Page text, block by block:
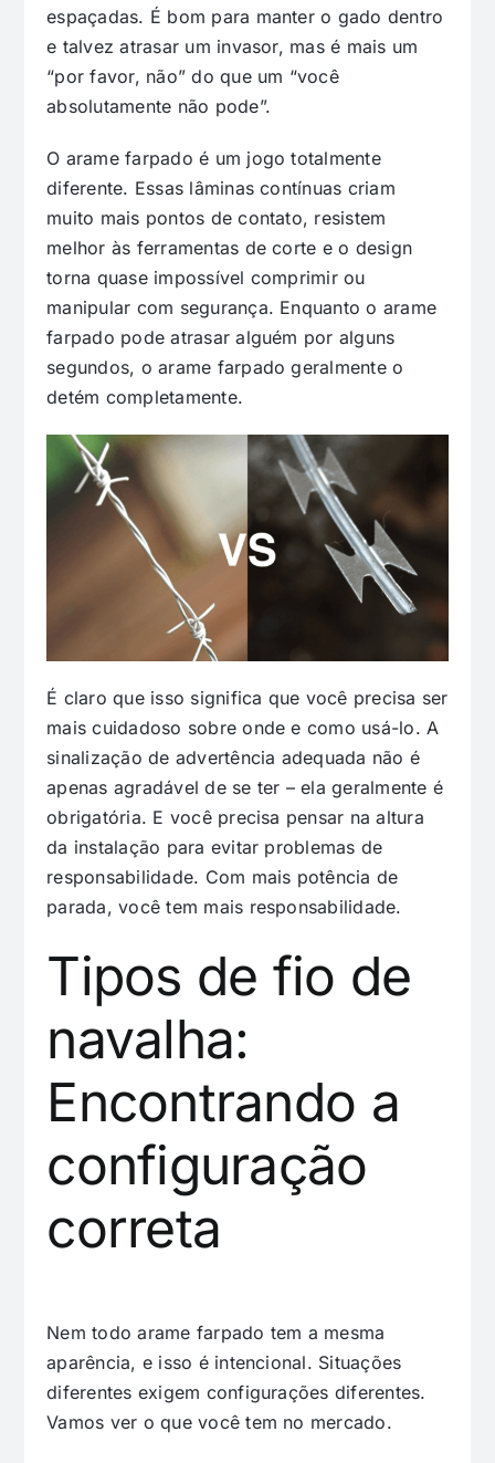
espaçadas. É bom para manter o gado dentro
e talvez atrasar um invasor, mas é mais um
“por favor, não” do que um “você
absolutamente não pode”.
O arame farpado é um jogo totalmente
diferente. Essas lâminas contínuas criam
muito mais pontos de contato, resistem
melhor às ferramentas de corte e o design
torna quase impossível comprimir ou
manipular com segurança. Enquanto o arame
farpado pode atrasar alguém por alguns
segundos, o arame farpado geralmente o
detém completamente.
É claro que isso significa que você precisa ser
mais cuidadoso sobre onde e como usá-lo. A
sinalização de advertência adequada não é
apenas agradável de se ter – ela geralmente é
obrigatória. E você precisa pensar na altura
da instalação para evitar problemas de
responsabilidade. Com mais potência de
parada, você tem mais responsabilidade.
Tipos de fio de
navalha:
Encontrando a
configuração
correta
Nem todo arame farpado tem a mesma
aparência, e isso é intencional. Situações
diferentes exigem configurações diferentes.
Vamos ver o que você tem no mercado.